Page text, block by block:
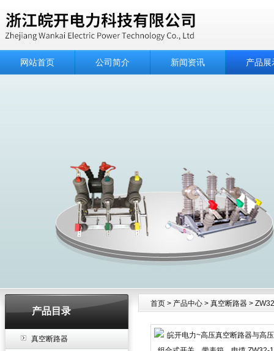
网站首页 公司简介 新闻资讯 产品展
产品目录
真空断路器
首页 > 产品中心 > 真空断路器 >
产品中心